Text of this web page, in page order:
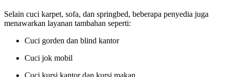
Selain cuci karpet, sofa, dan springbed, beberapa penyedia juga
menawarkan layanan tambahan seperti:
Cuci gorden dan blind kantor
Cuci jok mobil